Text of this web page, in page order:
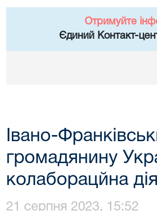
Отримуйте
Єдиний Контакт-
Івано-
громадянину
колаборацйна
21 серпня 2023, 15:52